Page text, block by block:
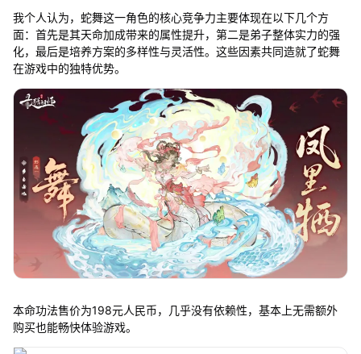
我个人认为，蛇舞这一角色的核心竞争力主要体现在以下几个方
面：首先是其天命加成带来的属性提升，第二是弟子整体实力的强
化，最后是培养方案的多样性与灵活性。这些因素共同造就了蛇舞
在游戏中的独特优势。
本命功法售价为198元人民币，几乎没有依赖性，基本上无需额外
购买也能畅快体验游戏。